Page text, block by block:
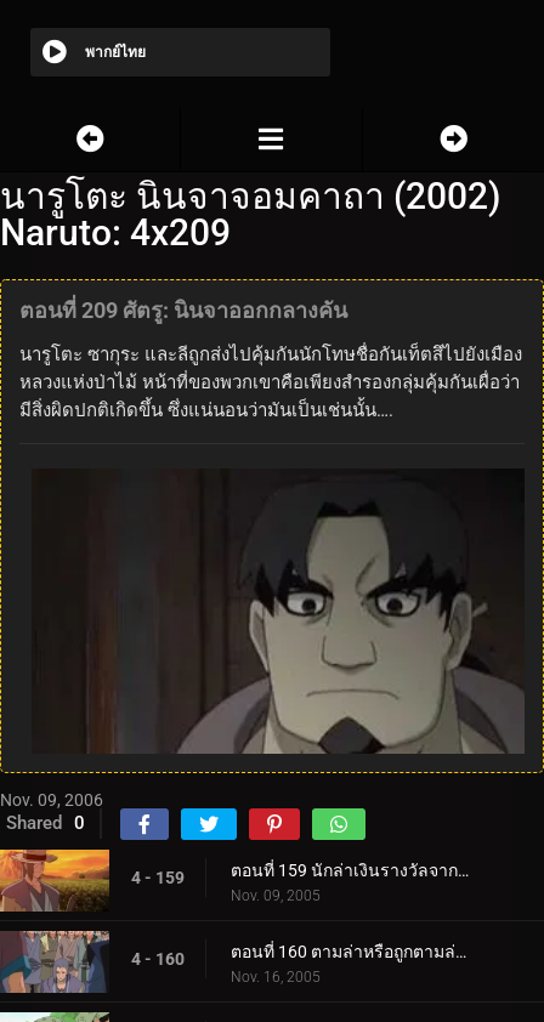
พากย์ไทย
นารูโตะ นินจาจอมคาถา (2002)
Naruto: 4x209
ตอนที่ 209 ศัตรู: นินจาออกกลางคัน
นารูโตะ ซากุระ และลีถูกส่งไปคุ้มกันนักโทษชื่อกันเท็ตสึไปยังเมือง
หลวงแห่งป่าไม้ หน้าที่ของพวกเขาคือเพียงสำรองกลุ่มคุ้มกันเผื่อว่า
มีสิ่งผิดปกติเกิดขึ้น ซึ่งแน่นอนว่ามันเป็นเช่นนั้น….
Nov. 09, 2006
Shared 0
4 - 159 ตอนที่ 159 นักล่าเงินรางวัลจากถิ่นทุรกันดาร
Nov. 09, 2005
4 - 160 ตอนที่ 160 ตามล่าหรือถูกตามล่า! การประลองที่ O.K. วัด!
Nov. 16, 2005